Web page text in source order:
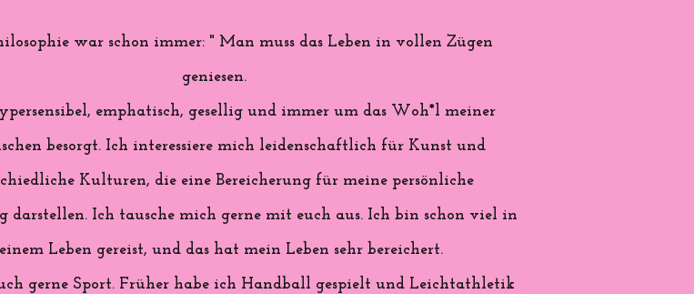
war schon immer: " Man muss das Leben in vollen Zügen
geniesen.
emphatisch, gesellig und immer um das Woh*l meiner
besorgt. Ich interessiere mich leidenschaftlich für Kunst und
Kulturen, die eine Bereicherung für meine persönliche
darstellen. Ich tausche mich gerne mit euch aus. Ich bin schon viel in
Leben gereist, und das hat mein Leben sehr bereichert.
gerne Sport. Früher habe ich Handball gespielt und Leichtathletik